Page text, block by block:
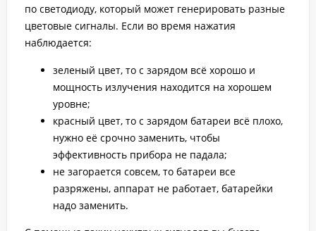
по светодиоду, который может генерировать разные
цветовые сигналы. Если во время нажатия
наблюдается:
зеленый цвет, то с зарядом всё хорошо и
мощность излучения находится на хорошем
уровне;
красный цвет, то с зарядом батареи всё плохо,
нужно её срочно заменить, чтобы
эффективность прибора не падала;
не загорается совсем, то батареи все
разряжены, аппарат не работает, батарейки
надо заменить.